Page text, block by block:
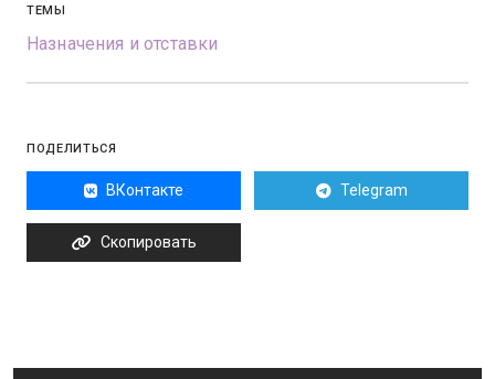
ТЕМЫ
Назначения и отставки
ПОДЕЛИТЬСЯ
ВКонтакте Telegram
Скопировать